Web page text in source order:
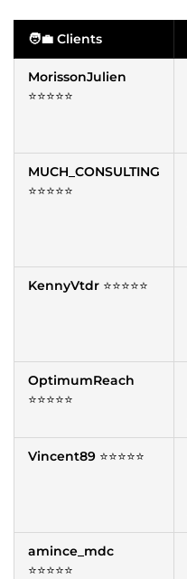
🧑💼 Clients
MorissonJulien
⭐⭐⭐⭐⭐
MUCH_CONSULTING
⭐⭐⭐⭐⭐
KennyVtdr ⭐⭐⭐⭐⭐
OptimumReach
⭐⭐⭐⭐⭐
Vincent89 ⭐⭐⭐⭐⭐
amince_mdc
⭐⭐⭐⭐⭐